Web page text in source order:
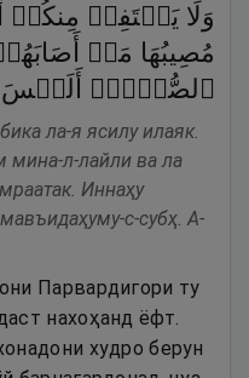
وَلَا یَلۡتَفِتۡ مِنكُمۡ
مُصِیبُهَا مَاۤ
ٱلصُّبۡحُۚ أَلَیۡسَ
ла-я ясилу илаяк.
мина-л-лайли ва ла
Иннаҳу
с-субҳ. А-
Парвардигори ту
нахоҳанд ёфт.
худро берун